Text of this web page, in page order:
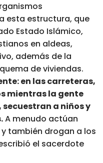
esta estructura, que
Estado Islámico,
en aldeas,
además de la
de viviendas.
en las carreteras,
mientras la gente
a niños y
A menudo actúan
también drogan a los
el sacerdote